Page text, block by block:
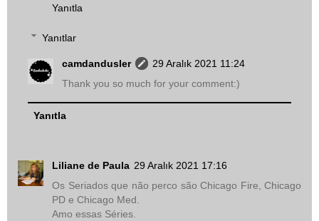
Yanıtla
Yanıtlar
camdandusler
29 Aralık 2021 11:24
Thank you so much for your comment:)
Yanıtla
Liliane de Paula 29 Aralık 2021 17:16
Os Seriados que não perco são Chicago Fire, Chicago
PD e Chicago Med.
Amo essas Séries.